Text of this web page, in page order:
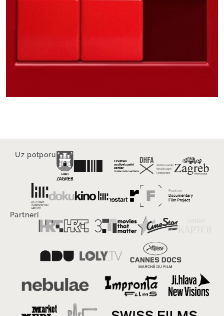
Uz potporu
Partneri